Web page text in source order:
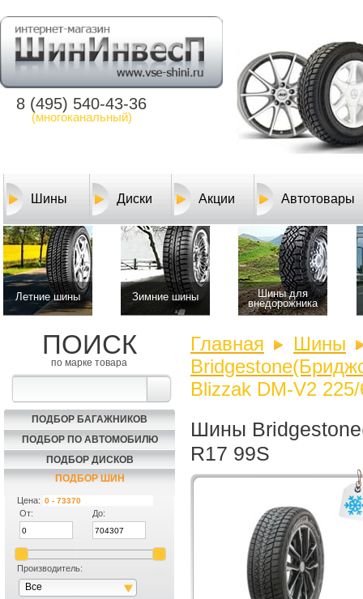
8 (495) 540-43-36
(многоканальный)
Шины Диски Акции Автотовары
Летние шины Зимние шины
Шины для
внедорожника
ПОИСК
по марке товара
ПОДБОР БАГАЖНИКОВ
ПОДБОР ПО АВТОМОБИЛЮ
ПОДБОР ДИСКОВ
ПОДБОР ШИН
Цена:
От:
До:
Производитель:
Все
Главная
Шины
Blizzak DM-V2
Шины
R17 99S